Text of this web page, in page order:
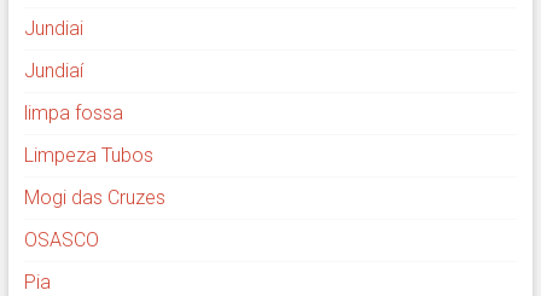
Jundiai
Jundiaí
limpa fossa
Limpeza Tubos
Mogi das Cruzes
OSASCO
Pia